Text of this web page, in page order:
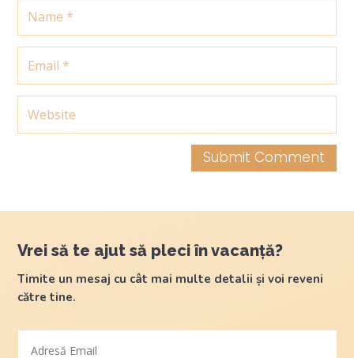
Submit Comment
Vrei să te ajut să pleci în vacanță?
Timite un mesaj cu cât mai multe detalii și voi reveni
către tine.